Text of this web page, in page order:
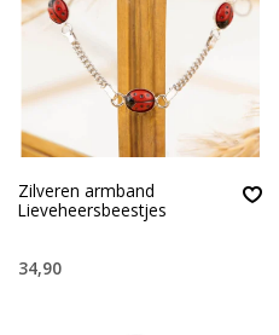
Zilveren armband
Lieveheersbeestjes
34,90